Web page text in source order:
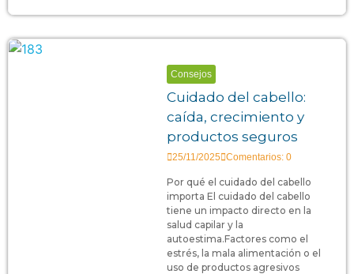
Consejos
Cuidado del cabello:
caída, crecimiento y
productos seguros
25/11/2025 Comentarios: 0
Por qué el cuidado del cabello
importa El cuidado del cabello
tiene un impacto directo en la
salud capilar y la
autoestima.Factores como el
estrés, la mala alimentación o el
uso de productos agresivos